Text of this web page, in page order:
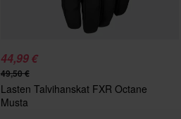
44,99 €
49,50 €
Lasten Talvihanskat FXR Octane
Musta